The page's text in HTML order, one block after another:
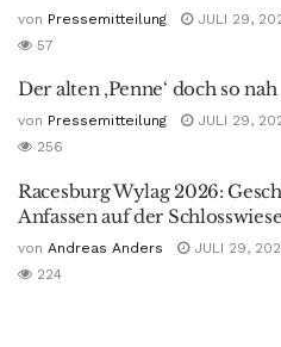
von Pressemitteilung JULI 29,
57
Der alten ‚Penne‘ doch so nah
von Pressemitteilung JULI 29,
256
Racesburg Wylag 2026:
Anfassen auf der
von Andreas Anders JULI 29,
224